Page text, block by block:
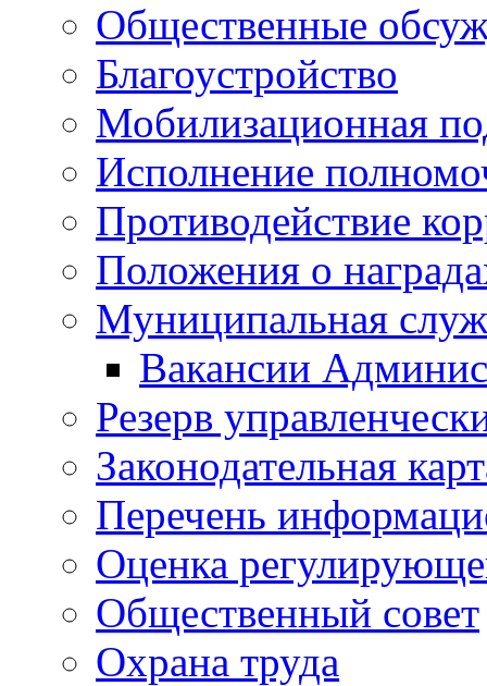
Общественные
Благоустройство
Мобилизационная
Исполнение
Противодействие
Положения о
Муниципальная
Вакансии
Резерв
Законодательная
Перечень
Оценка
Общественный совет
Охрана труда